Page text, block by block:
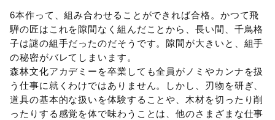
6本作って、組み合わせることができれば合格。かつて飛
騨の匠はこれを隙間なく組んだことから、長い間、千鳥格
子は謎の組手だったのだそうです。隙間が大きいと、組手
の秘密がバレてしまいます。
森林文化アカデミーを卒業しても全員がノミやカンナを扱
う仕事に就くわけではありません。しかし、刃物を研ぎ、
道具の基本的な扱いを体験することや、木材を切ったり削
ったりする感覚を体で味わうことは、他のさまざまな仕事